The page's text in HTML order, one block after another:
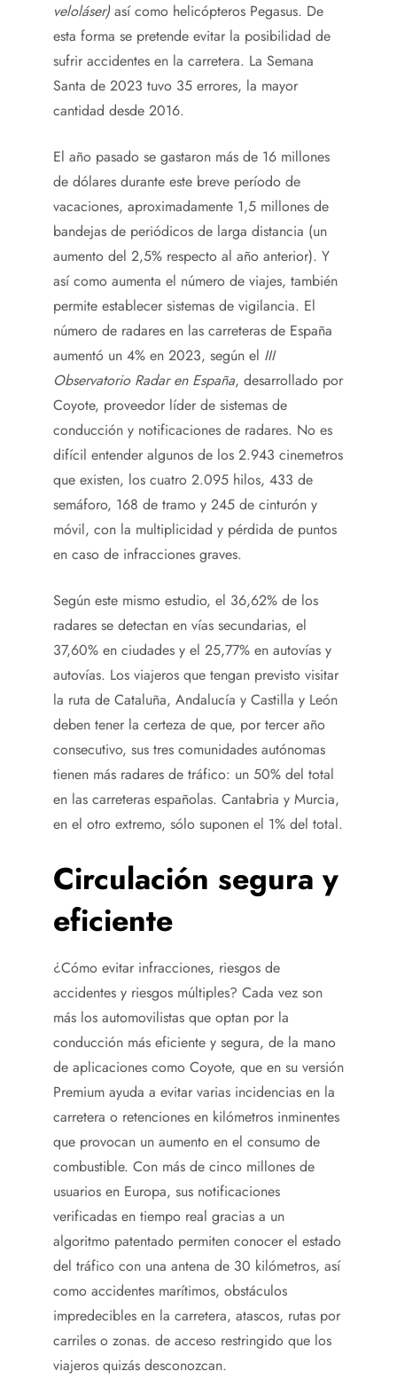
veloláser)así como helicópteros Pegasus. De
esta forma se pretende evitar la posibilidad de
sufrir accidentes en la carretera. La Semana
Santa de 2023 tuvo 35 errores, la mayor
cantidad desde 2016.
El año pasado se gastaron más de 16 millones
de dólares durante este breve período de
vacaciones, aproximadamente 1,5 millones de
bandejas de periódicos de larga distancia (un
aumento del 2,5% respecto al año anterior). Y
así como aumenta el número de viajes, también
permite establecer sistemas de vigilancia. El
número de radares en las carreteras de España
aumentó un 4% en 2023, según el III
Observatorio Radar en España, desarrollado por
Coyote, proveedor líder de sistemas de
conducción y notificaciones de radares. No es
difícil entender algunos de los 2.943 cinemetros
que existen, los cuatro 2.095 hilos, 433 de
semáforo, 168 de tramo y 245 de cinturón y
móvil, con la multiplicidad y pérdida de puntos
en caso de infracciones graves.
Según este mismo estudio, el 36,62% de los
radares se detectan en vías secundarias, el
37,60% en ciudades y el 25,77% en autovías y
autovías. Los viajeros que tengan previsto visitar
la ruta de Cataluña, Andalucía y Castilla y León
deben tener la certeza de que, por tercer año
consecutivo, sus tres comunidades autónomas
tienen más radares de tráfico: un 50% del total
en las carreteras españolas. Cantabria y Murcia,
en el otro extremo, sólo suponen el 1% del total.
Circulación segura y
eficiente
¿Cómo evitar infracciones, riesgos de
accidentes y riesgos múltiples? Cada vez son
más los automovilistas que optan por la
conducción más eficiente y segura, de la mano
de aplicaciones como Coyote, que en su versión
Premium ayuda a evitar varias incidencias en la
carretera o retenciones en kilómetros inminentes
que provocan un aumento en el consumo de
combustible. Con más de cinco millones de
usuarios en Europa, sus notificaciones
verificadas en tiempo real gracias a un
algoritmo patentado permiten conocer el estado
del tráfico con una antena de 30 kilómetros, así
como accidentes marítimos, obstáculos
impredecibles en la carretera, atascos, rutas por
carriles o zonas. de acceso restringido que los
viajeros quizás desconozcan.